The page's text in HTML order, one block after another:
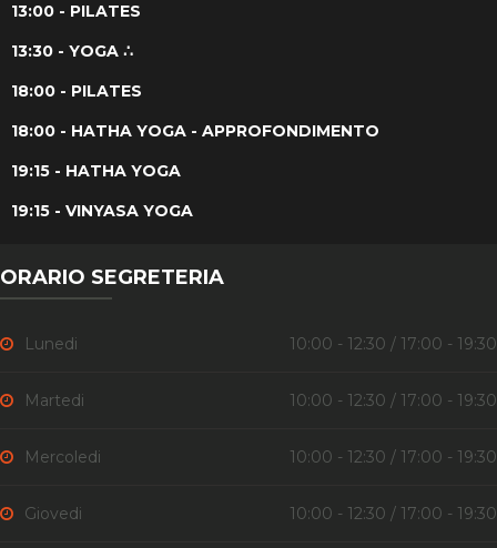
13:00 - PILATES
13:30 - YOGA ∴
18:00 - PILATES
18:00 - HATHA YOGA - APPROFONDIMENTO
19:15 - HATHA YOGA
19:15 - VINYASA YOGA
ORARIO SEGRETERIA
Lunedi 10:00 - 12:30 / 17:00 - 19:30
Martedi 10:00 - 12:30 / 17:00 - 19:30
Mercoledi 10:00 - 12:30 / 17:00 - 19:30
Giovedi 10:00 - 12:30 / 17:00 - 19:30